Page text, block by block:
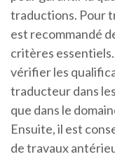
traductions. Pour
est recommandé
critères
vérifier les
traducteur dans
que dans le
Ensuite, il est
de travaux